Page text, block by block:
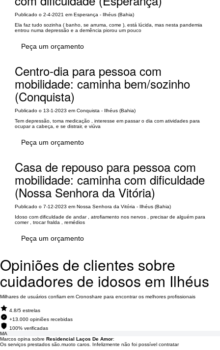
Publicado o 2-4-2021 em Esperança - Ilhéus (Bahia)
Ela faz tudo sozinha ( banho, se arruma, come ), está lúcida, mas nesta pandemia
entrou numa depressão e a demência piorou um pouco
Peça um orçamento
Centro-dia para pessoa com
mobilidade: caminha bem/sozinho
(Conquista)
Publicado o 13-1-2023 em Conquista - Ilhéus (Bahia)
Tem depressão, toma medicação , interesse em passar o dia com atividades para
ocupar a cabeça, e se distrair, e viúva
Peça um orçamento
Casa de repouso para pessoa com
mobilidade: caminha com dificuldade
(Nossa Senhora da Vitória)
Publicado o 7-12-2023 em Nossa Senhora da Vitória - Ilhéus (Bahia)
Idoso com dificuldade de andar , atrofiamento nos nervos , precisar de alguém para
comer , trocar fralda , remédios
Peça um orçamento
Opiniões de clientes sobre
cuidadores de idosos em Ilhéus
Milhares de usuários confiam em Cronoshare para encontrar os melhores profissionais
4.8/5 estrelas
+13.000 opiniões recebidas
100% verificadas
MA
Marcos opina sobre Residencial Laços De Amor:
Os serviços prestados são.muoto caros. Infelizmente não foi possível contratar